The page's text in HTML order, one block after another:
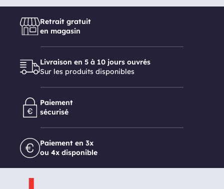
Retrait gratuit
en magasin
Livraison en 5 à 10 jours ouvrés
Sur les produits disponibles
Paiement
sécurisé
Paiement en 3x
ou 4x disponible